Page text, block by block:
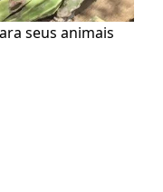
seus animais